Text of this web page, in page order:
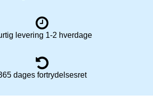
levering 1-2 hverdage
dages fortrydelsesret